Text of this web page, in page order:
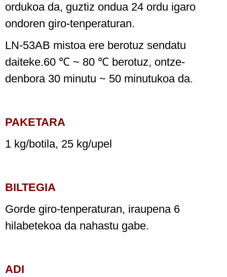
ordukoa da, guztiz ondua 24 ordu igaro
ondoren giro-tenperaturan.
LN-53AB mistoa ere berotuz sendatu
daiteke.60 ℃ ~ 80 ℃ berotuz, ontze-
denbora 30 minutu ~ 50 minutukoa da.
PAKETARA
1 kg/botila, 25 kg/upel
BILTEGIA
Gorde giro-tenperaturan, iraupena 6
hilabetekoa da nahastu gabe.
ADI